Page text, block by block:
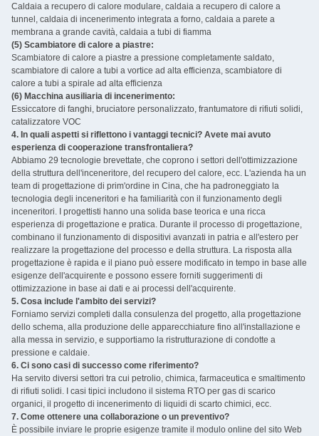
Caldaia a recupero di calore modulare, caldaia a recupero di calore a
tunnel, caldaia di incenerimento integrata a forno, caldaia a parete a
membrana a grande cavità, caldaia a tubi di fiamma
(5) Scambiatore di calore a piastre:
Scambiatore di calore a piastre a pressione completamente saldato,
scambiatore di calore a tubi a vortice ad alta efficienza, scambiatore di
calore a tubi a spirale ad alta efficienza
(6) Macchina ausiliaria di incenerimento:
Essiccatore di fanghi, bruciatore personalizzato, frantumatore di rifiuti solidi,
catalizzatore VOC ‌
4. In quali aspetti si riflettono i vantaggi tecnici? Avete mai avuto
esperienza di cooperazione transfrontaliera?
Abbiamo 29 tecnologie brevettate, che coprono i settori dell'ottimizzazione
della struttura dell'inceneritore, del recupero del calore, ecc. L'azienda ha un
team di progettazione di prim'ordine in Cina, che ha padroneggiato la
tecnologia degli inceneritori e ha familiarità con il funzionamento degli
inceneritori. I progettisti hanno una solida base teorica e una ricca
esperienza di progettazione e pratica. Durante il processo di progettazione,
combinano il funzionamento di dispositivi avanzati in patria e all'estero per
realizzare la progettazione del processo e della struttura. La risposta alla
progettazione è rapida e il piano può essere modificato in tempo in base alle
esigenze dell'acquirente e possono essere forniti suggerimenti di
ottimizzazione in base ai dati e ai processi dell'acquirente.
5. Cosa include l'ambito dei servizi?
Forniamo servizi completi dalla consulenza del progetto, alla progettazione
dello schema, alla produzione delle apparecchiature fino all'installazione e
alla messa in servizio, e supportiamo la ristrutturazione di condotte a
pressione e caldaie.
6. Ci sono casi di successo come riferimento?
Ha servito diversi settori tra cui petrolio, chimica, farmaceutica e smaltimento
di rifiuti solidi. I casi tipici includono il sistema RTO per gas di scarico
organici, il progetto di incenerimento di liquidi di scarto chimici, ecc.
7. Come ottenere una collaborazione o un preventivo?
È possibile inviare le proprie esigenze tramite il modulo online del sito Web